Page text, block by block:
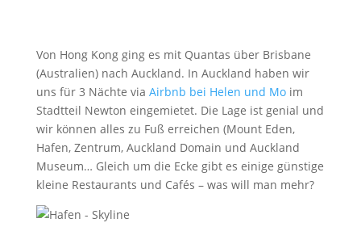
Von Hong Kong ging es mit Quantas über Brisbane
(Australien) nach Auckland. In Auckland haben wir
uns für 3 Nächte via Airbnb bei Helen und Moim
Stadtteil Newton eingemietet. Die Lage ist genial und
wir können alles zu Fuß erreichen (Mount Eden,
Hafen, Zentrum, Auckland Domain und Auckland
Museum… Gleich um die Ecke gibt es einige günstige
kleine Restaurants und Cafés – was will man mehr?